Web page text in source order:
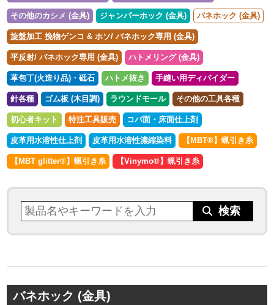
その他のカシメ (金具) ジャンパーホック (金具) バネホック (金具)
旋盤加工 挽物ゲンコ & ホソ/ バネホック専用 (金具)
平反射/ バネホック専用 (金具) ハトメリング (金具)
革包丁(火造り品)・砥石 ハトメ抜き 手縫い用ディバイダー
針各種 ゴム板 (木目調) ラウンドモール その他の工具各種
初心者キット 特注工具販売 コバ面・床面仕上剤
皮革用水溶性仕上剤 皮革用水溶性濃縮染料 【MBT®︎】蝋引き糸
【MBT glitter®︎】蝋引き糸 【Vinymo®︎】蝋引き糸
バネホック (金具)